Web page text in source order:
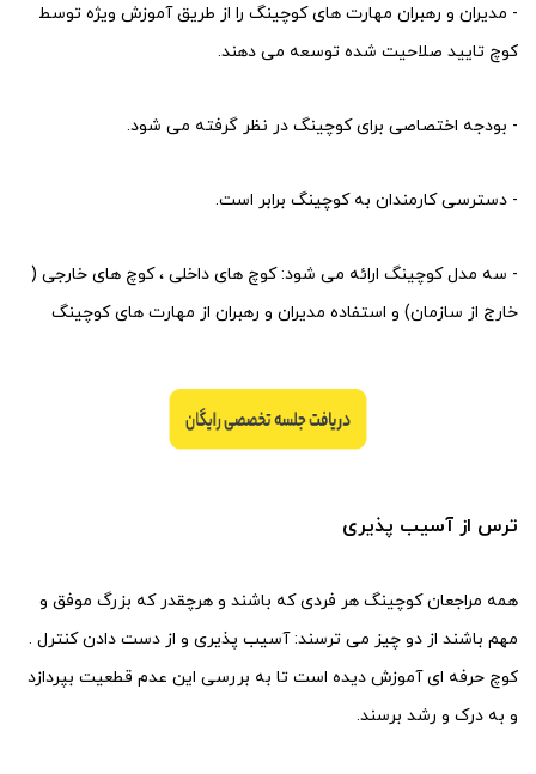
- مدیران و رهبران مهارت های کوچینگ را از طریق آموزش ویژه توسط
کوچ تایید صلاحیت شده توسعه می دهند.
- بودجه اختصاصی برای کوچینگ در نظر گرفته می شود.
- دسترسی کارمندان به کوچینگ برابر است.
- سه مدل کوچینگ ارائه می شود: کوچ های داخلی ، کوچ های خارجی (
خارج از سازمان) و استفاده مدیران و رهبران از مهارت های کوچینگ
ترس از آسیب پذیری
همه مراجعان کوچینگ هر فردی که باشند و هرچقدر که بزرگ موفق و
مهم باشند از دو چیز می ترسند: آسیب پذیری و از دست دادن کنترل .
کوچ حرفه ای آموزش دیده است تا به بررسی این عدم قطعیت بپردازد
و به درک و رشد برسند.